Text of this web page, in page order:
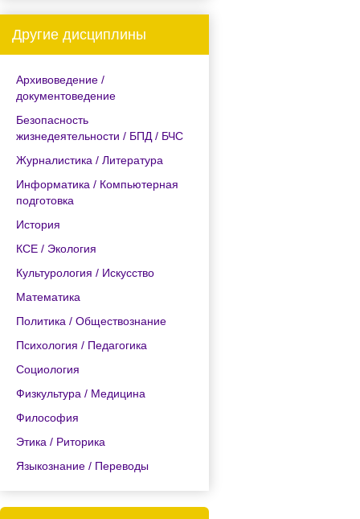
Другие дисциплины
Архивоведение /
документоведение
Безопасность
жизнедеятельности / БПД / БЧС
Журналистика / Литература
Информатика / Компьютерная
подготовка
История
КСЕ / Экология
Культурология / Искусство
Математика
Политика / Обществознание
Психология / Педагогика
Социология
Физкультура / Медицина
Философия
Этика / Риторика
Языкознание / Переводы